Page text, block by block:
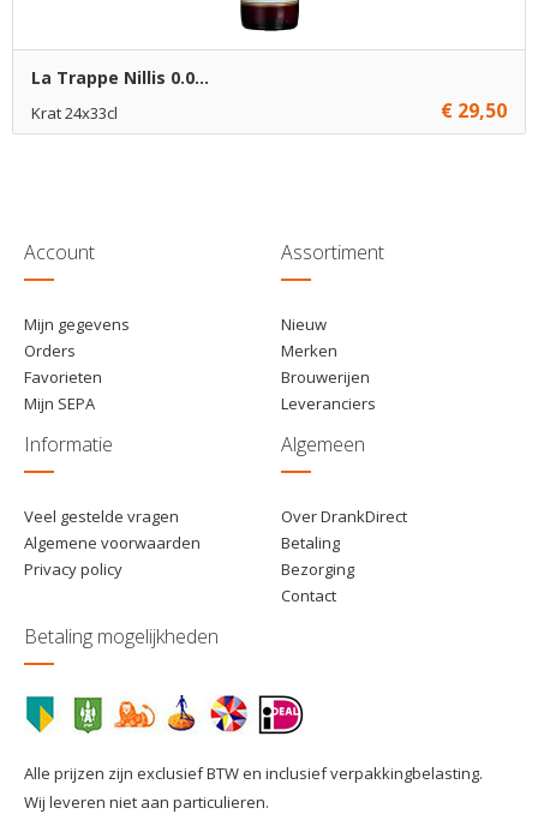
La Trappe Nillis 0.0...
Krat 24x33cl € 29,50
Account
Mijn gegevens
Orders
Favorieten
Mijn SEPA
Assortiment
Nieuw
Merken
Brouwerijen
Leveranciers
Informatie
Veel gestelde vragen
Algemene voorwaarden
Privacy policy
Algemeen
Over DrankDirect
Betaling
Bezorging
Contact
Betaling mogelijkheden
Alle prijzen zijn exclusief BTW en inclusief verpakkingbelasting.
Wij leveren niet aan particulieren.